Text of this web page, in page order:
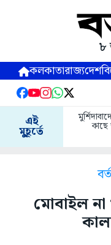
৮
কলকাতারাজ্যদেশ
এই
মুহূর্তে
মোবাইল না